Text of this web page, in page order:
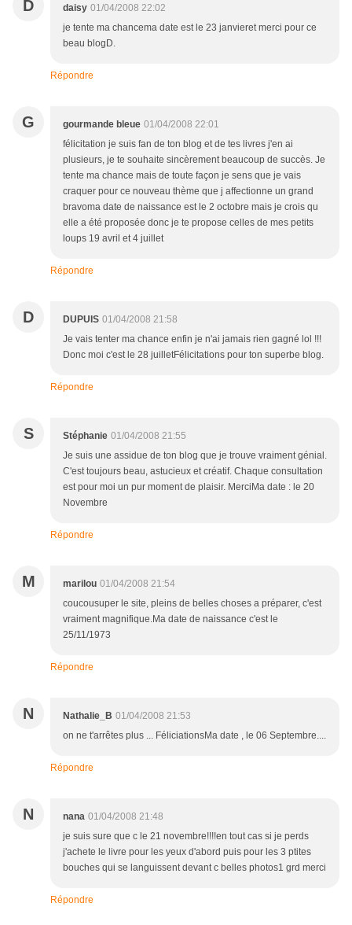
D daisy 01/04/2008 22:02
je tente ma chancema date est le 23 janvieret merci pour ce
beau blogD.
Répondre
G gourmande bleue 01/04/2008 22:01
félicitation je suis fan de ton blog et de tes livres j'en ai
plusieurs, je te souhaite sincèrement beaucoup de succès. Je
tente ma chance mais de toute façon je sens que je vais
craquer pour ce nouveau thème que j affectionne un grand
bravoma date de naissance est le 2 octobre mais je crois qu
elle a été proposée donc je te propose celles de mes petits
loups 19 avril et 4 juillet
Répondre
D DUPUIS 01/04/2008 21:58
Je vais tenter ma chance enfin je n'ai jamais rien gagné lol !!!
Donc moi c'est le 28 juilletFélicitations pour ton superbe blog.
Répondre
S Stéphanie 01/04/2008 21:55
Je suis une assidue de ton blog que je trouve vraiment génial.
C'est toujours beau, astucieux et créatif. Chaque consultation
est pour moi un pur moment de plaisir. MerciMa date : le 20
Novembre
Répondre
M marilou 01/04/2008 21:54
coucousuper le site, pleins de belles choses a préparer, c'est
vraiment magnifique.Ma date de naissance c'est le
25/11/1973
Répondre
N Nathalie_B 01/04/2008 21:53
on ne t'arrêtes plus ... FéliciationsMa date , le 06 Septembre....
Répondre
N nana 01/04/2008 21:48
je suis sure que c le 21 novembre!!!!en tout cas si je perds
j'achete le livre pour les yeux d'abord puis pour les 3 ptites
bouches qui se languissent devant c belles photos1 grd merci
Répondre